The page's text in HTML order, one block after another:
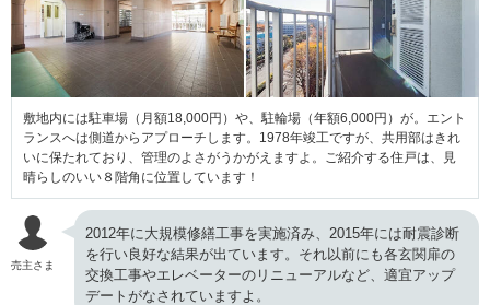
敷地内には駐車場（月額18,000円）や、駐輪場（年額6,000円）が。エント
ランスへは側道からアプローチします。1978年竣工ですが、共用部はきれ
いに保たれており、管理のよさがうかがえますよ。ご紹介する住戸は、見
晴らしのいい８階角に位置しています！
売主さま
2012年に大規模修繕工事を実施済み、2015年には耐震診断
を行い良好な結果が出ています。それ以前にも各玄関扉の
交換工事やエレベーターのリニューアルなど、適宜アップ
デートがなされていますよ。